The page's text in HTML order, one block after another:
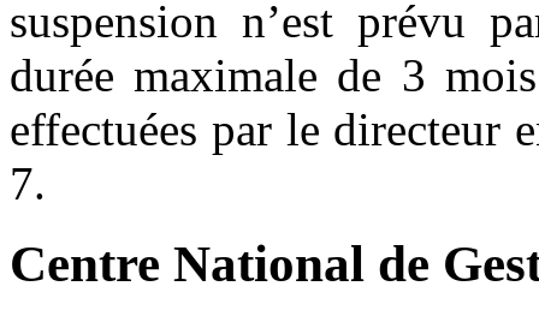
suspension n’est prévu
durée maximale de 3
effectuées par le directeur
7.
Centre National de